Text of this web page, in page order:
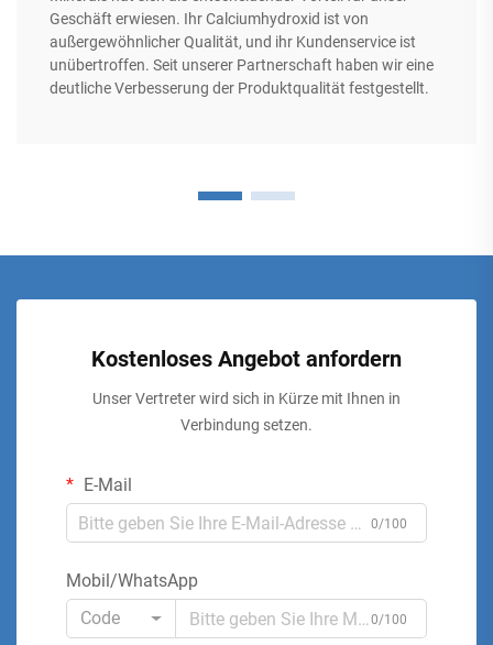
Geschäft erwiesen. Ihr Calciumhydroxid ist von
außergewöhnlicher Qualität, und ihr Kundenservice ist
unübertroffen. Seit unserer Partnerschaft haben wir eine
deutliche Verbesserung der Produktqualität festgestellt.
Kostenloses Angebot anfordern
Unser Vertreter wird sich in Kürze mit Ihnen in
Verbindung setzen.
E-Mail
0/100
Mobil/WhatsApp
Code
0/100